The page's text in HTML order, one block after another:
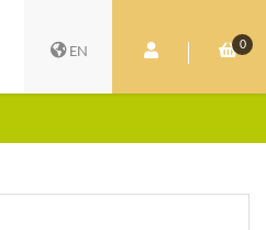
EN 會員中心 0
購